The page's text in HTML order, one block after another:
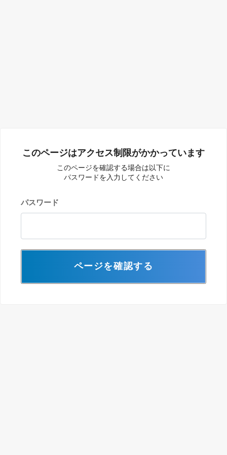
このページはアクセス制限がかかっています
このページを確認する場合は以下に
パスワードを入力してください
パスワード
ページを確認する